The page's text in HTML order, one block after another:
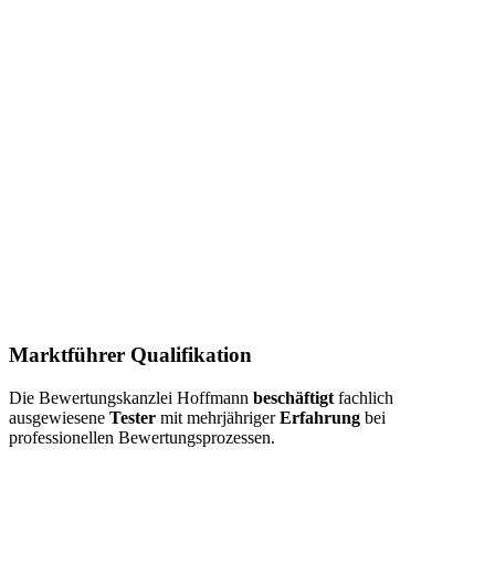
Marktführer Qualifikation
Die Bewertungskanzlei Hoffmann beschäftigt fachlich
ausgewiesene Tester mit mehrjährigerErfahrung bei
professionellen Bewertungsprozessen.